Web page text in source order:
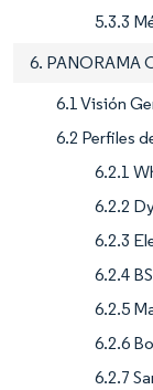
5.3.3
6. PANORAMA
6.1 Visión
6.2 Perfiles
6.2.1
6.2.2
6.2.3
6.2.4
6.2.5
6.2.6
6.2.7